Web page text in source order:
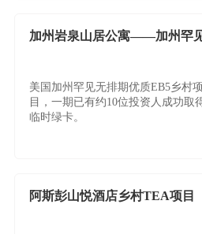
加州岩泉山居公寓——加州罕
美国加州罕见无排期优质EB5乡村项
目，一期已有约10位投资人成功取
临时绿卡。
阿斯彭山悦酒店乡村TEA项目